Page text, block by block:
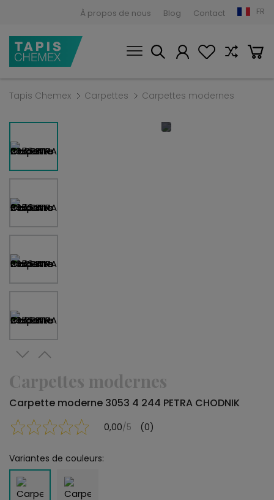
À propos de nous Blog Contact FR
Tapis Chemex Carpettes Carpettes modernes
Carpettes modernes
Carpette moderne 3053 4 244 PETRA CHODNIK
0,00/5 (0)
Variantes de couleurs: